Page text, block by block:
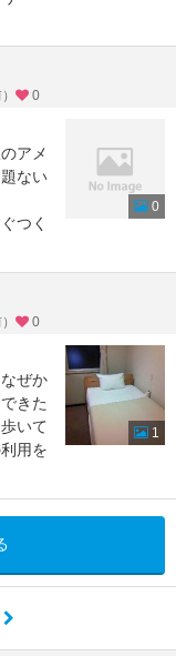
0
アメ
ない
つく
0
0
ぜか
きた
いて
用を
1